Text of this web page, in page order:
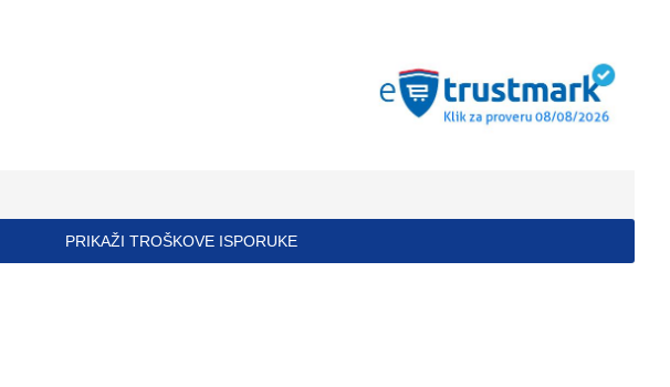
PRIKAŽI TROŠKOVE ISPORUKE